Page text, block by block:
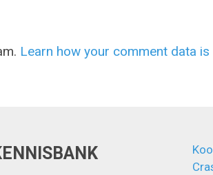
Learn how your comment data